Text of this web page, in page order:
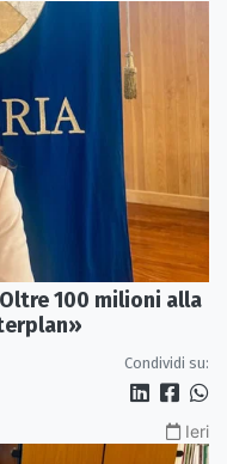
100 milioni alla
Condividi su:
Ieri